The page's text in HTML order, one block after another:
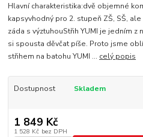
Hlavní charakteristika:dvě objemné
kapsyvhodný pro 2. stupeň ZŠ, SŠ,
záda s výztuhouStřih YUMI je jedním
si spousta děvčat píše. Proto jsme
střihem na batohu YUMI ... celý popis
Dostupnost Skladem
1 849 Kč
1 528 Kč bez DPH